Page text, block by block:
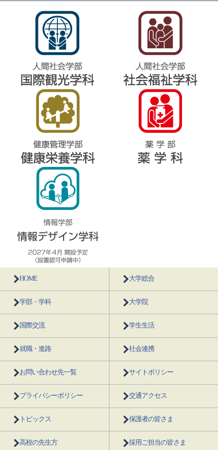
HOME 大学総合
学部・学科 大学院
国際交流 学生生活
就職・進路 社会連携
お問い合わせ先一覧 サイトポリシー
プライバシーポリシー 交通アクセス
トピックス 保護者の皆さま
高校の先生方 採用ご担当の皆さま